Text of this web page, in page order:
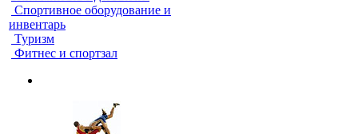
Спортивное оборудование и
инвентарь
Туризм
Фитнес и спортзал